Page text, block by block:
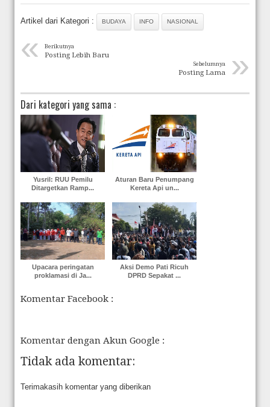
Artikel dari Kategori : BUDAYA INFO NASIONAL
« Berikutnya
Posting Lebih Baru »
Sebelumnya
Posting Lama
Dari kategori yang sama :
Yusril: RUU Pemilu
Ditargetkan Ramp...
Aturan Baru Penumpang
Kereta Api un...
Upacara peringatan
proklamasi di Ja...
Aksi Demo Pati Ricuh
DPRD Sepakat ...
Komentar Facebook :
Komentar dengan Akun Google :
Tidak ada komentar:
Terimakasih komentar yang diberikan